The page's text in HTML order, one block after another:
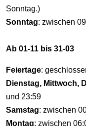
Sonntag.)
Sonntag: zwischen
Ab 01-11 bis 31-03
Feiertage:
Dienstag, Mittwoch,
und 23:59
Samstag: zwischen
Montag: zwischen